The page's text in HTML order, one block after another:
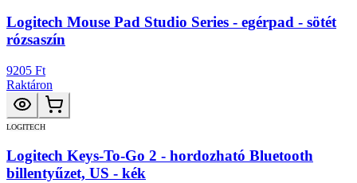
Logitech Mouse Pad Studio Series - egérpad - sötét
rózsaszín
9205 Ft
Raktáron
LOGITECH
Logitech Keys-To-Go 2 - hordozható Bluetooth
billentyűzet, US - kék